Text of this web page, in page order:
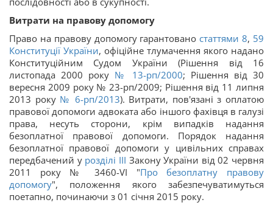
Витрати на правову допомогу
Право на правову допомогу гарантованостаттями 8, 59
Конституції України, офіційне тлумачення якого надано
Конституційним Судом України (Рішення від 16
листопада 2000 року № 13-рп/2000; Рішення від 30
вересня 2009 року № 23-рп/2009; Рішення від 11 липня
2013 року № 6-рп/2013). Витрати, пов'язані з оплатою
правової допомоги адвоката або іншого фахівця в галузі
права, несуть сторони, крім випадків надання
безоплатної правової допомоги. Порядок надання
безоплатної правової допомоги у цивільних справах
передбачений у розділі III Закону України від 02 червня
2011 року № 3460-VI "Про безоплатну правову
допомогу", положення якого забезпечуватимуться
поетапно, починаючи з 01 січня 2015 року.